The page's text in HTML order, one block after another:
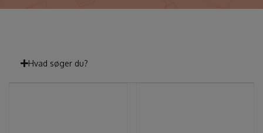
Hvad søger du?